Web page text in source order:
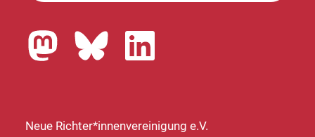
Neue Richter*innenvereinigung e.V.